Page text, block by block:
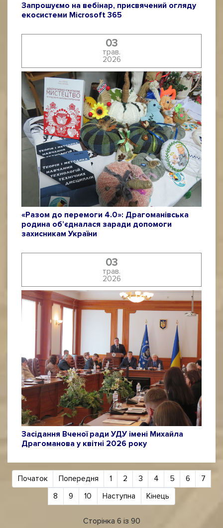
Запрошуємо на вебінар, присвячений огляду
екосистеми Мicrosoft 365
03
трав.
2026
«Разом до перемоги 4.0»: Драгоманівська
родина об’єдналася заради допомоги
захисникам України
03
трав.
2026
Засідання Вченої ради УДУ імені Михайла
Драгоманова у квітні 2026 року
Початок Попередня 1 2 3 4 5 6
7
8
9 10 Наступна Кінець
Сторінка 6 із 90